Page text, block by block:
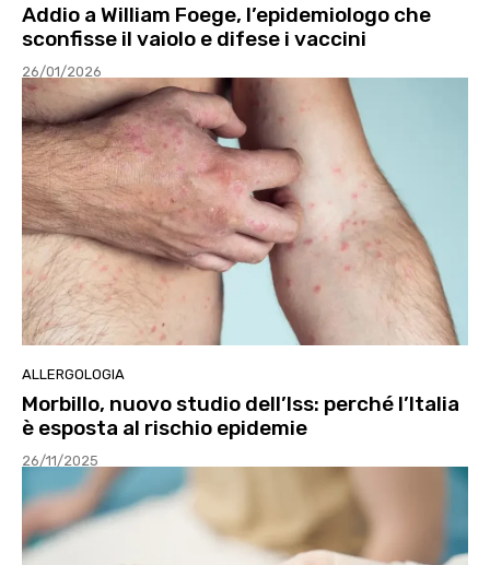
Addio a William Foege, l’epidemiologo che
sconfisse il vaiolo e difese i vaccini
26/01/2026
ALLERGOLOGIA
Morbillo, nuovo studio dell’Iss: perché l’Italia
è esposta al rischio epidemie
26/11/2025